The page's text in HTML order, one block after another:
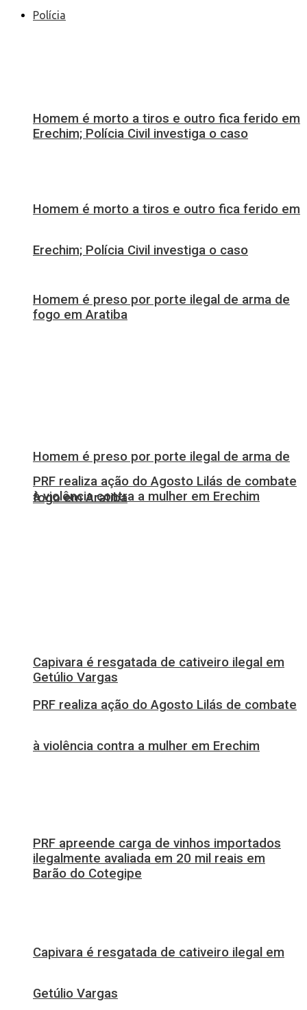
Polícia
Homem é morto a tiros e outro fica ferido em
Erechim; Polícia Civil investiga o caso
Homem é preso por porte ilegal de arma de
fogo em Aratiba
PRF realiza ação do Agosto Lilás de combate
à violência contra a mulher em Erechim
Capivara é resgatada de cativeiro ilegal em
Getúlio Vargas
Homem é morto a tiros e outro fica ferido em
Erechim; Polícia Civil investiga o caso
Homem é preso por porte ilegal de arma de
fogo em Aratiba
PRF realiza ação do Agosto Lilás de combate
à violência contra a mulher em Erechim
Capivara é resgatada de cativeiro ilegal em
Getúlio Vargas
PRF apreende carga de vinhos importados
ilegalmente avaliada em 20 mil reais em
Barão do Cotegipe